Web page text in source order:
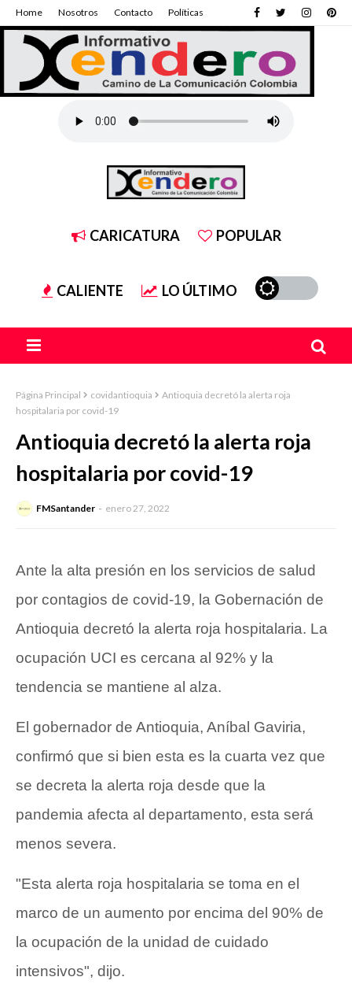
Home Nosotros Contacto Políticas
CARICATURA POPULAR
CALIENTE LO ÚLTIMO
Página Principal covidantioquia
Antioquia decretó la alerta roja
hospitalaria por covid-19
Antioquia decretó la alerta roja
hospitalaria por covid-19
FMSantander enero 27, 2022
Ante la alta presión en los servicios de salud
por contagios de covid-19, la Gobernación de
Antioquia decretó la alerta roja hospitalaria. La
ocupación UCI es cercana al 92% y la
tendencia se mantiene al alza.
El gobernador de Antioquia, Aníbal Gaviria,
confirmó que si bien esta es la cuarta vez que
se decreta la alerta roja desde que la
pandemia afecta al departamento, esta será
menos severa.
"Esta alerta roja hospitalaria se toma en el
marco de un aumento por encima del 90% de
la ocupación de la unidad de cuidado
intensivos", dijo.